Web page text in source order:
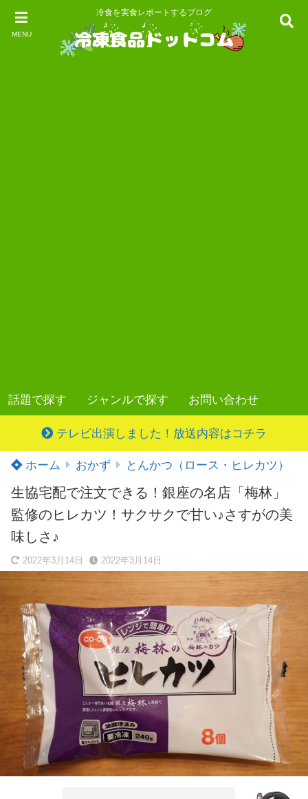
MENU
冷食を実食レポートするブログ
話題で探す ジャンルで探す お問い合わせ
テレビ出演しました！放送内容はコチラ
ホーム おかず とんかつ（ロース・ヒレカツ）
生協宅配で注文できる！銀座の名店「梅林」
監修のヒレカツ！サクサクで甘い♪さすがの美
味しさ♪
2022年3月14日 2022年3月14日